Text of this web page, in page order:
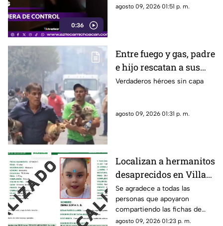
0:36
hogares.
agosto 09, 2026 01:51 p. m.
Entre fuego y gas, padre
e hijo rescatan a sus
cuatro perros tras
Verdaderos héroes sin capa
agosto 09, 2026 01:31 p. m.
Localizan a hermanitos
desaprecidos en Villas
del Pedregal
Se agradece a todas las
personas que apoyaron
compartiendo las fichas de
búsqueda. Se informa que las
agosto 09, 2026 01:23 p. m.